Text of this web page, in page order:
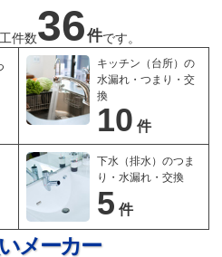
件数36件です。
キッチン（台所）の
水漏れ・つまり・交
換
10 件
下水（排水）のつま
り・水漏れ・交換
5 件
メーカー